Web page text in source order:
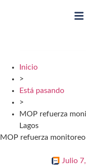
Inicio
>
Está pasando
>
MOP refuerza
Lagos
MOP refuerza
Julio